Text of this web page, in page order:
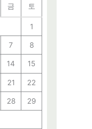
금 토
1
7
8
14 15
21
22
28
29